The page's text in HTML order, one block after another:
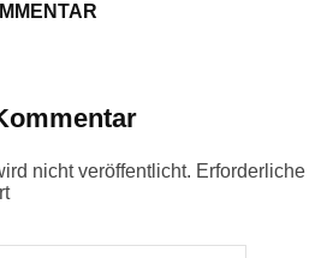
nicht veröffentlicht. Erforderliche